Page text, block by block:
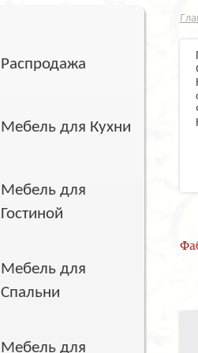
Распродажа
Мебель для Кухни
Мебель для
Гостиной
Мебель для
Спальни
Мебель для